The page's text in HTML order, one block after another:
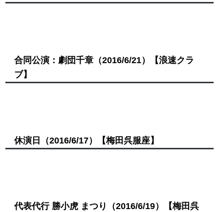
合同公演：劇団千章（2016/6/21）
【浪速クラ
ブ】
休演日 （2016/6/17） 【梅田呉服座】
代表代行 勝小虎 まつり （2016/6/19）
【梅田呉